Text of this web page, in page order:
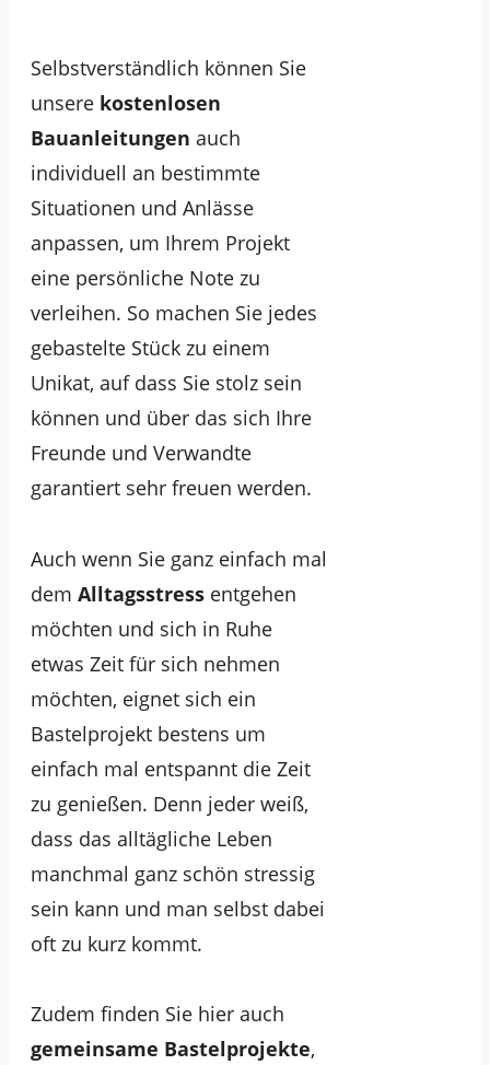
Selbstverständlich können Sie
unsere kostenlosen
Bauanleitungen auch
individuell an bestimmte
Situationen und Anlässe
anpassen, um Ihrem Projekt
eine persönliche Note zu
verleihen. So machen Sie jedes
gebastelte Stück zu einem
Unikat, auf dass Sie stolz sein
können und über das sich Ihre
Freunde und Verwandte
garantiert sehr freuen werden.
Auch wenn Sie ganz einfach mal
dem Alltagsstress entgehen
möchten und sich in Ruhe
etwas Zeit für sich nehmen
möchten, eignet sich ein
Bastelprojekt bestens um
einfach mal entspannt die Zeit
zu genießen. Denn jeder weiß,
dass das alltägliche Leben
manchmal ganz schön stressig
sein kann und man selbst dabei
oft zu kurz kommt.
Zudem finden Sie hier auch
gemeinsame Bastelprojekte,